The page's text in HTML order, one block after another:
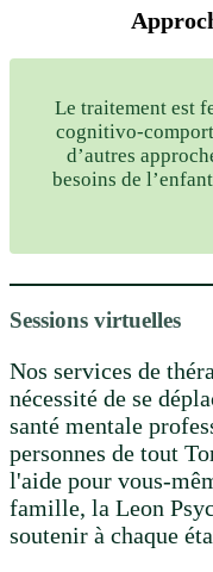
Le traitement est
cognitivo-
d’autres
besoins de
Sessions virtuelles
Nos services de
nécessité de se
santé mentale
personnes de tout
l'aide pour vous-
famille, la Leon
soutenir à chaque